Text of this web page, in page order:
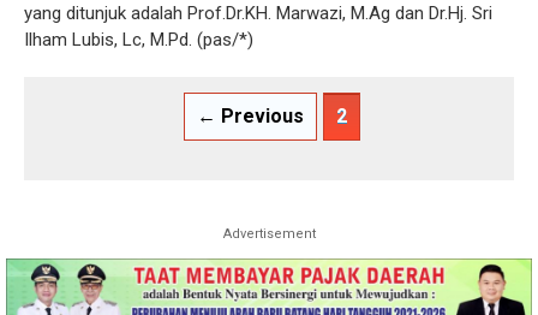
yang ditunjuk adalah Prof.Dr.KH. Marwazi, M.Ag dan Dr.Hj. Sri
Ilham Lubis, Lc, M.Pd. (pas/*)
← Previous 2
Advertisement